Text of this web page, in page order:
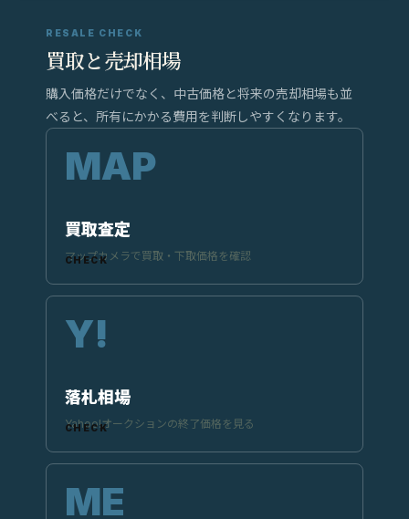
RESALE CHECK
買取と売却相場
購入価格だけでなく、中古価格と将来の売却相場も並
べると、所有にかかる費用を判断しやすくなります。
買取査定
マップカメラで買取・下取価格を確認
落札相場
Yahoo!オークションの終了価格を見る